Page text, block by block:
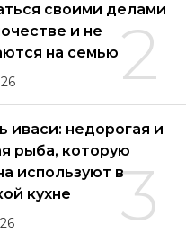
2
своими делами
и не
на семью
3
иваси: недорогая и
рыба, которую
используют в
кухне